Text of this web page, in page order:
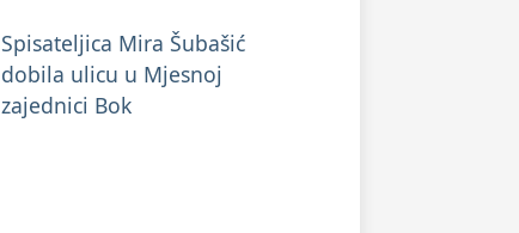
Spisateljica Mira Šubašić
dobila ulicu u Mjesnoj
zajednici Bok